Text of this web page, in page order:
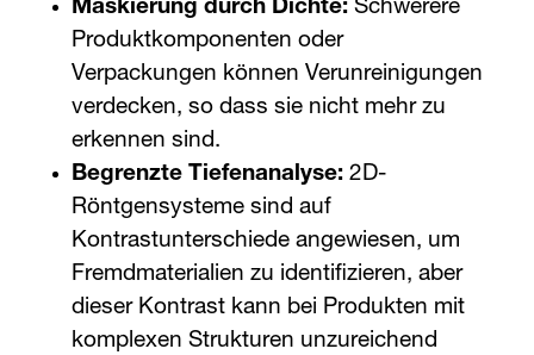
Maskierung durch Dichte: Schwerere
Produktkomponenten oder
Verpackungen können Verunreinigungen
verdecken, so dass sie nicht mehr zu
erkennen sind.
Begrenzte Tiefenanalyse: 2D-
Röntgensysteme sind auf
Kontrastunterschiede angewiesen, um
Fremdmaterialien zu identifizieren, aber
dieser Kontrast kann bei Produkten mit
komplexen Strukturen unzureichend